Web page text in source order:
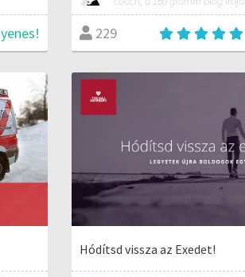
229
Hódítsd vissza az Exedet!